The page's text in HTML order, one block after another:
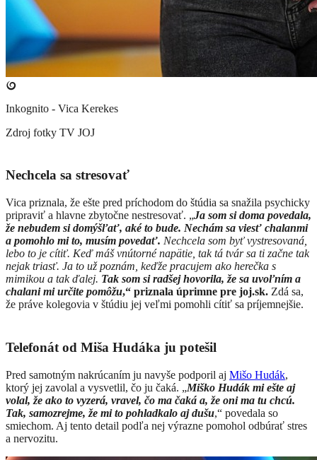
Inkognito - Vica Kerekes
Zdroj fotky TV JOJ
Nechcela sa stresovať
Vica priznala, že ešte pred príchodom do štúdia sa snažila psychicky
pripraviť a hlavne zbytočne nestresovať. „Ja som si doma povedala,
že nebudem si domýšľať, aké to bude. Nechám sa viesť chalanmi
a pomohlo mi to, musím povedať. Nechcela som byť vystresovaná,
lebo to je cítiť. Keď máš vnútorné napätie, tak tá tvár sa ti začne tak
nejak triasť. Ja to už poznám, keďže pracujem ako herečka s
mimikou a tak ďalej. Tak som si radšej hovorila, že sa uvoľním a
chalani mi určite pomôžu,“ priznala úprimne pre joj.sk. Zdá sa,
že práve kolegovia v štúdiu jej veľmi pomohli cítiť sa príjemnejšie.
Telefonát od Miša Hudáka ju potešil
Pred samotným nakrúcaním ju navyše podporil aj Mišo Hudák,
ktorý jej zavolal a vysvetlil, čo ju čaká. „Miško Hudák mi ešte aj
volal, že ako to vyzerá, vravel, čo ma čaká a, že oni ma tu chcú.
Tak, samozrejme, že mi to pohladkalo aj dušu,“ povedala so
smiechom. Aj tento detail podľa nej výrazne pomohol odbúrať stres
a nervozitu.